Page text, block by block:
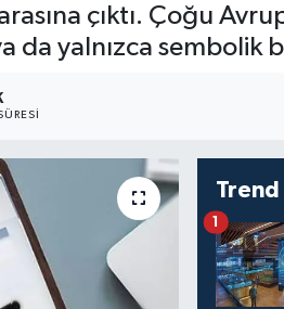
çıktı. Çoğu
da yalnızca sembolik
1